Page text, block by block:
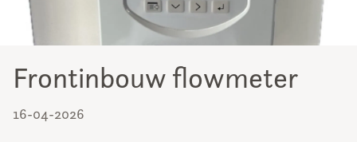
Frontinbouw flowmeter
16-04-2026